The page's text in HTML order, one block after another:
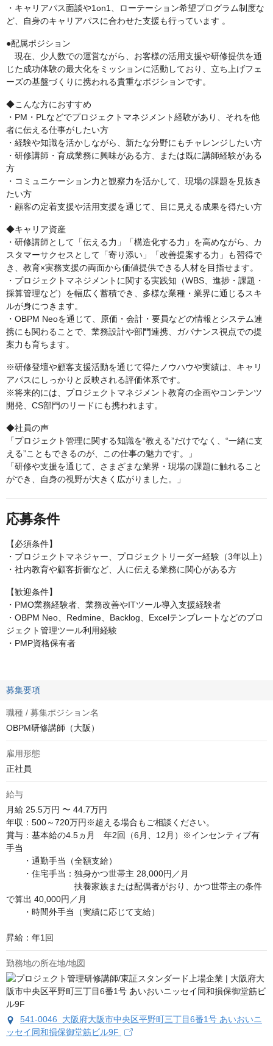
・キャリアパス面談や1on1、ローテーション希望プログラム制度な
ど、自身のキャリアパスに合わせた支援も行っています 。
●配属ポジション
現在、少人数での運営ながら、お客様の活用支援や研修提供を通
じた成功体験の最大化をミッションに活動しており、立ち上げフェ
ーズの基盤づくりに携われる貴重なポジションです。
◆こんな方におすすめ
・PM・PLなどでプロジェクトマネジメント経験があり、それを他
者に伝える仕事がしたい方
・経験や知識を活かしながら、新たな分野にもチャレンジしたい方
・研修講師・育成業務に興味がある方、または既に講師経験がある
方
・コミュニケーション力と観察力を活かして、現場の課題を見抜き
たい方
・顧客の定着支援や活用支援を通じて、目に見える成果を得たい方
◆キャリア資産
・研修講師として「伝える力」「構造化する力」を高めながら、カ
スタマーサクセスとして「寄り添い」「改善提案する力」も習得で
き、教育×実務支援の両面から価値提供できる人材を目指せます。
・プロジェクトマネジメントに関する実践知（WBS、進捗・課題・
採算管理など）を幅広く蓄積でき、多様な業種・業界に通じるスキ
ルが身につきます。
・OBPM Neoを通じて、原価・会計・要員などの情報とシステム連
携にも関わることで、業務設計や部門連携、ガバナンス視点での提
案力も育ちます。
※研修登壇や顧客支援活動を通じて得たノウハウや実績は、キャリ
アパスにしっかりと反映される評価体系です。
※将来的には、プロジェクトマネジメント教育の企画やコンテンツ
開発、CS部門のリードにも携われます。
◆社員の声
「プロジェクト管理に関する知識を“教える”だけでなく、“一緒に支
える”こともできるのが、この仕事の魅力です。」
「研修や支援を通じて、さまざまな業界・現場の課題に触れること
ができ、自身の視野が大きく広がりました。」
応募条件
【必須条件】
・プロジェクトマネジャー、プロジェクトリーダー経験（3年以上）
・社内教育や顧客折衝など、人に伝える業務に関心がある方
【歓迎条件】
・PMO業務経験者、業務改善やITツール導入支援経験者
・OBPM Neo、Redmine、Backlog、Excelテンプレートなどのプロ
ジェクト管理ツール利用経験
・PMP資格保有者
募集要項
職種 / 募集ポジション名
OBPM研修講師（大阪）
雇用形態
正社員
給与
月給 25.5万円 〜 44.7万円
年収：500～720万円※超える場合もご相談ください。
賞与：基本給の4.5ヵ月　年2回（6月、12月）※インセンティブ有
手当
・通勤手当（全額支給）
・住宅手当：独身かつ世帯主 28,000円／月
扶養家族または配偶者がおり、かつ世帯主の条件
で算出 40,000円／月
・時間外手当（実績に応じて支給）
昇給：年1回
勤務地の所在地/地図
541-0046 大阪府大阪市中央区平野町三丁目6番1号 あいおいニ
ッセイ同和損保御堂筋ビル9F